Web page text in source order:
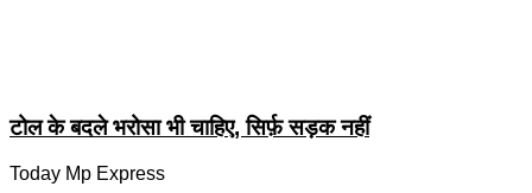
टोल के बदले भरोसा भी चाहिए, सिर्फ़ सड़क नहीं
Today Mp Express